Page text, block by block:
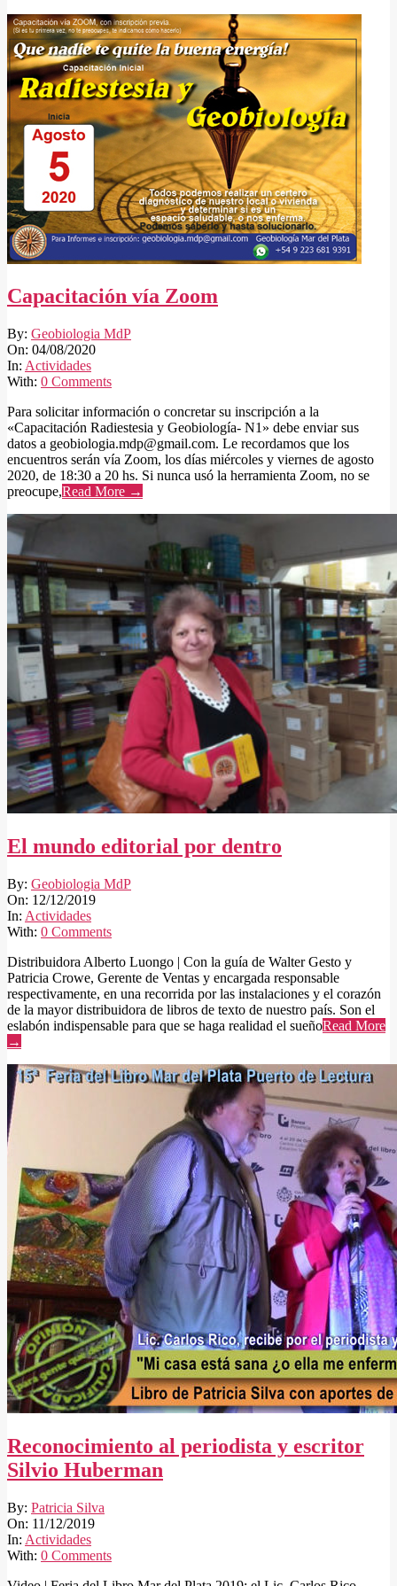
Capacitación vía Zoom
2020-
08-
04
By: Geobiologia MdP
On: 04/08/2020
In: Actividades
With: 0 Comments
Para solicitar información o concretar su inscripción a la
«Capacitación Radiestesia y Geobiología- N1» debe enviar sus
datos a geobiologia.mdp@gmail.com. Le recordamos que los
encuentros serán vía Zoom, los días miércoles y viernes de agosto
2020, de 18:30 a 20 hs. Si nunca usó la herramienta Zoom, no se
preocupe,Read More →
El mundo editorial por dentro
2019-
12-
12
By: Geobiologia MdP
On: 12/12/2019
In: Actividades
With: 0 Comments
Distribuidora Alberto Luongo | Con la guía de Walter Gesto y
Patricia Crowe, Gerente de Ventas y encargada responsable
respectivamente, en una recorrida por las instalaciones y el corazón
de la mayor distribuidora de libros de texto de nuestro país. Son el
eslabón indispensable para que se haga realidad el sueñoRead More
→
Reconocimiento al periodista y escritor
Silvio Huberman
2019-
12-
11
By: Patricia Silva
On: 11/12/2019
In: Actividades
With: 0 Comments